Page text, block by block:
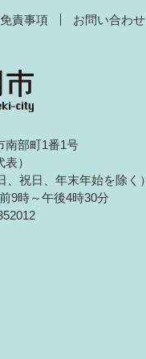
免責事項 お問い合わせ
部町1番1号
）
祝日、年末年始を除く）
9時～午後4時30分